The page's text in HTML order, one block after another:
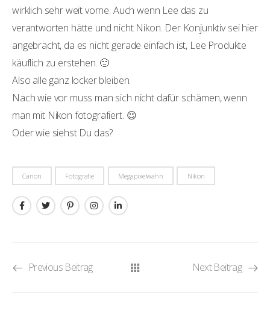
wirklich sehr weit vorne. Auch wenn Lee das zu
verantworten hätte und nicht Nikon. Der Konjunktiv sei hier
angebracht, da es nicht gerade einfach ist, Lee Produkte
käuflich zu erstehen. 🙂
Also alle ganz locker bleiben.
Nach wie vor muss man sich nicht dafür schämen, wenn
man mit Nikon fotografiert. 😉
Oder wie siehst Du das?
Canon Fotografie Megapixelwahn Nikon
Previous Beitrag Next Beitrag